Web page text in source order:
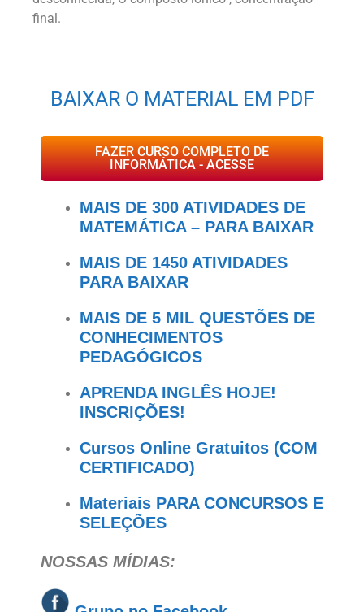
final.
BAIXAR O MATERIAL EM PDF
FAZER CURSO COMPLETO DE
INFORMÁTICA - ACESSE
MAIS DE 300 ATIVIDADES DE
MATEMÁTICA – PARA BAIXAR
MAIS DE 1450 ATIVIDADES
PARA BAIXAR
MAIS DE 5 MIL QUESTÕES DE
CONHECIMENTOS
PEDAGÓGICOS
APRENDA INGLÊS HOJE!
INSCRIÇÕES!
Cursos Online Gratuitos (COM
CERTIFICADO)
Materiais PARA CONCURSOS E
SELEÇÕES
NOSSAS MÍDIAS: